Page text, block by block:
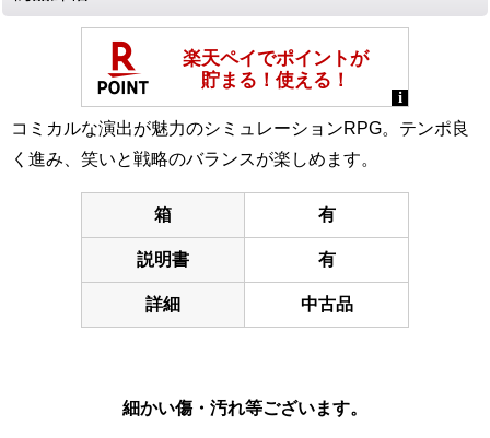
コミカルな演出が魅力のシミュレーションRPG。テンポ良
く進み、笑いと戦略のバランスが楽しめます。
箱 有
説明書 有
詳細 中古品
細かい傷・汚れ等ございます。